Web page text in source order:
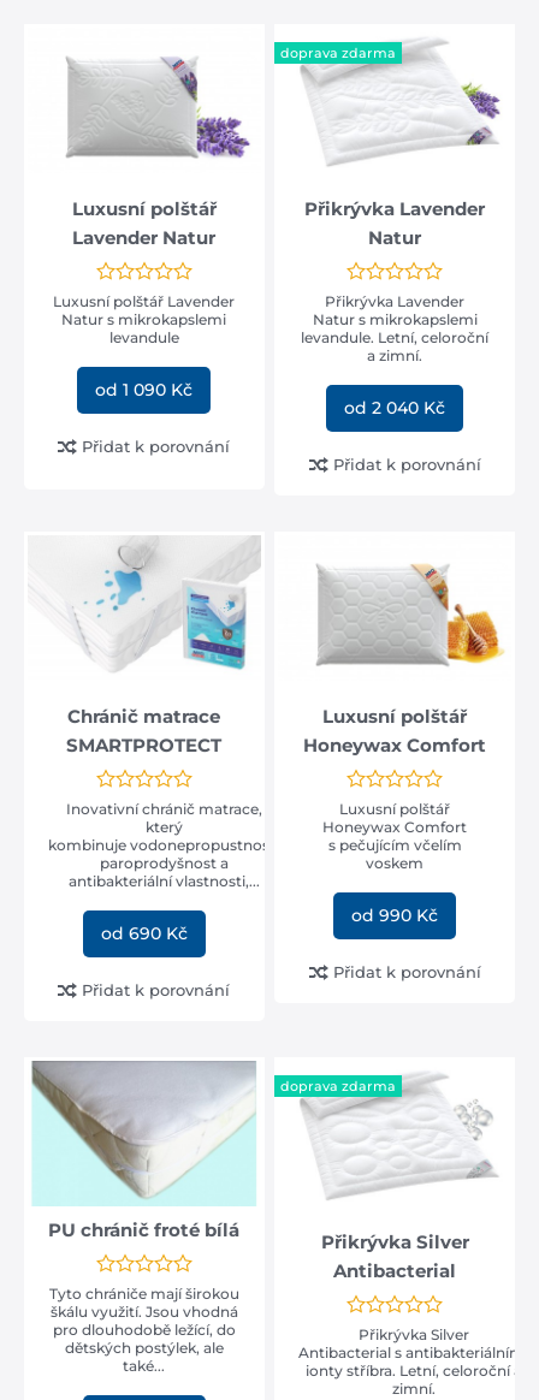
Luxusní polštář
Lavender Natur
Luxusní polštář Lavender
Natur s mikrokapslemi
levandule
od 1 090 Kč
Přidat k porovnání
doprava zdarma
Přikrývka Lavender
Natur
Přikrývka Lavender
Natur s mikrokapslemi
levandule. Letní, celoroční
a zimní.
od 2 040 Kč
Přidat k porovnání
Chránič matrace
SMARTPROTECT
Inovativní chránič matrace,
který
kombinuje vodonepropustnost,
paroprodyšnost a
antibakteriální vlastnosti,...
od 690 Kč
Přidat k porovnání
Luxusní polštář
Honeywax Comfort
Luxusní polštář
Honeywax Comfort
s pečujícím včelím
voskem
od 990 Kč
Přidat k porovnání
PU chránič froté bílá
Tyto chrániče mají širokou
škálu využití. Jsou vhodná
pro dlouhodobě ležící, do
dětských postýlek, ale
také...
doprava zdarma
Přikrývka Silver
Antibacterial
Přikrývka Silver
Antibacterial s antibakteriálními
ionty stříbra. Letní, celoroční a
zimní.